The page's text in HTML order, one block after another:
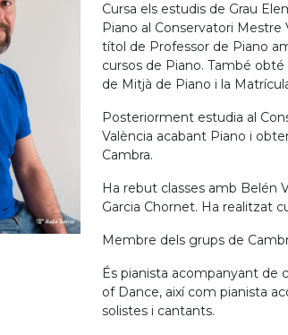
Cursa els estudis de Grau
Piano al Conservatori Mestre
títol de Professor de Piano
cursos de Piano. També
de Mitjà de Piano i la
Posteriorment estudia al
València acabant Piano i
Cambra.
Ha rebut classes amb Belén
Garcia Chornet. Ha realitzat
Membre dels grups de
És pianista acompanyant de
of Dance, així com pianista
solistes i cantants.